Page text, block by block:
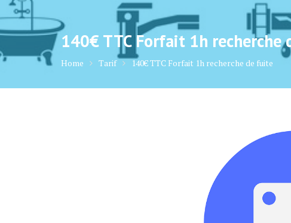
140€ TTC Forfait 1h recherche
Home Tarif 140€ TTC Forfait 1h recherche de fuite